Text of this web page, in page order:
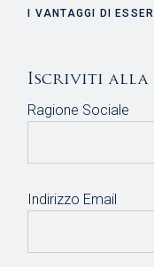
I VANTAGGI DI
Iscriviti alla
Ragione Sociale
Indirizzo Email